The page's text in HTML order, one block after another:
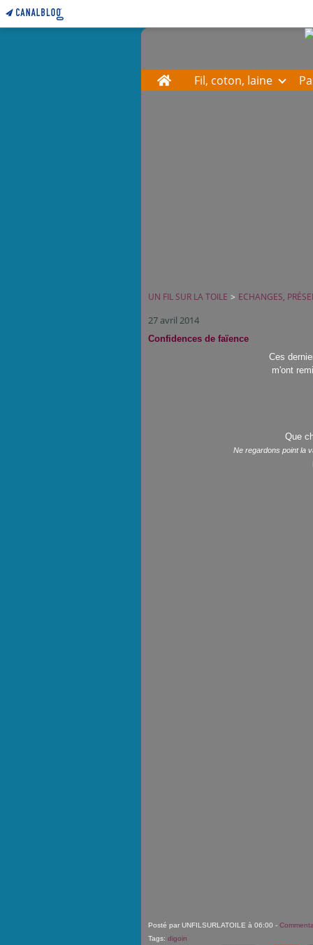
Home Fil, coton, laine
UN FIL SUR LA TOILE > ECHANGES,
27 avril 2014
Confidences de faïence
Ces
m'ont
Que
Ne regardons point la
Posté par UNFILSURLATOILE à 06:00 -
Tags: digoin